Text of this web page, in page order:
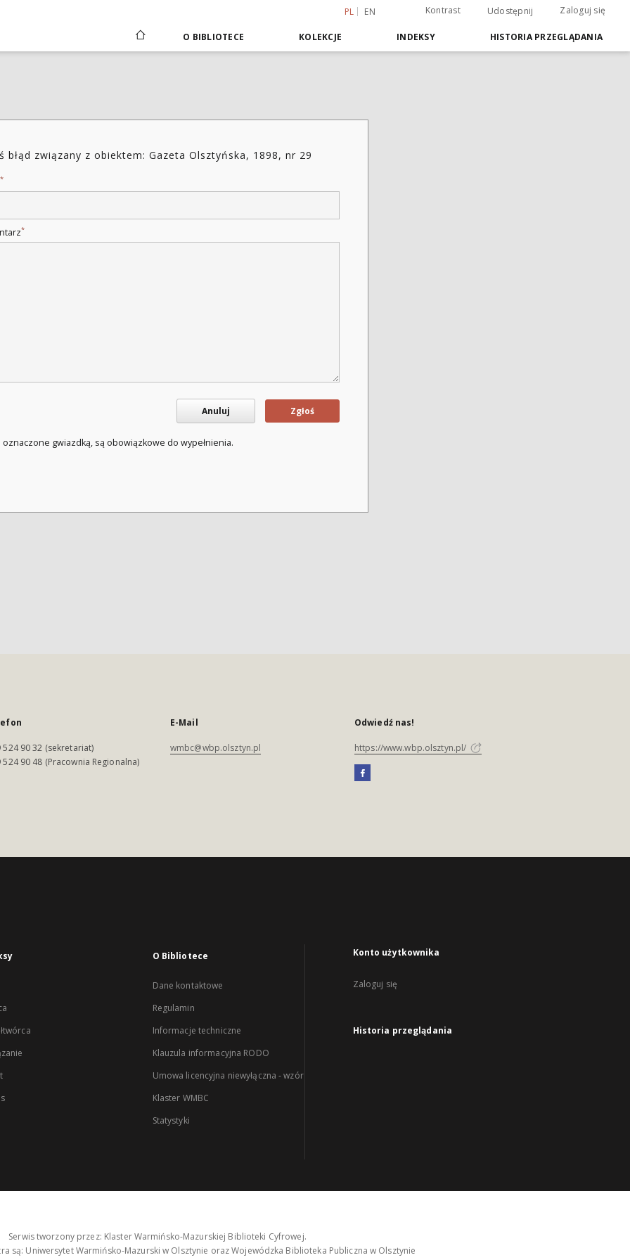
PL EN Kontrast Udostępnij Zaloguj się
O BIBLIOTECE KOLEKCJE INDEKSY HISTORIA PRZEGLĄDANIA
błąd związany z obiektem: Gazeta Olsztyńska, 1898, nr 29
*
*
Anuluj Zgłoś
oznaczone gwiazdką, są obowiązkowe do wypełnienia.
524 90 32 (sekretariat)
524 90 48 (Pracownia Regionalna)
E-Mail
wmbc@wbp.olsztyn.pl
Odwiedź nas!
https://www.wbp.olsztyn.pl/
O Bibliotece
Dane kontaktowe
Regulamin
Informacje techniczne
Klauzula informacyjna RODO
Umowa licencyjna niewyłączna - wzór
Klaster WMBC
Statystyki
Konto użytkownika
Zaloguj się
Historia przeglądania
Serwis tworzony przez: Klaster Warmińsko-Mazurskiej Biblioteki Cyfrowej.
są: Uniwersytet Warmińsko-Mazurski w Olsztynie oraz Wojewódzka Biblioteka Publiczna w Olsztynie